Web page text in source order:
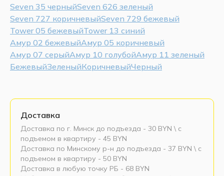
Seven 35 черныйSeven 626 зеленый
Seven 727 коричневыйSeven 729 бежевый
Tower 05 бежевыйTower 13 синий
Амур 02 бежевыйАмур 05 коричневый
Амур 07 серыйАмур 10 голубойАмур 11 зеленый
БежевыйЗеленыйКоричневыйЧерный
Доставка
Доставка по г. Минск до подъезда - 30 BYN \ c
подъемом в квартиру - 45 BYN
Доставка по Минскому р-н до подъезда - 37 BYN \ c
подъемом в квартиру - 50 BYN
Доставка в любую точку РБ - 68 BYN